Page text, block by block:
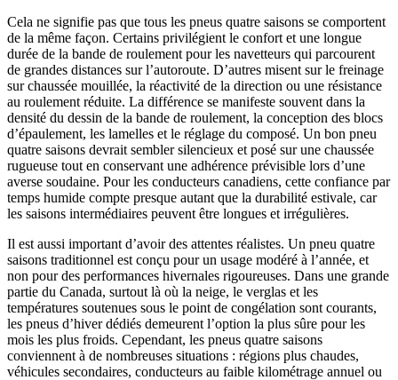
Cela ne signifie pas que tous les pneus quatre saisons se comportent
de la même façon. Certains privilégient le confort et une longue
durée de la bande de roulement pour les navetteurs qui parcourent
de grandes distances sur l’autoroute. D’autres misent sur le freinage
sur chaussée mouillée, la réactivité de la direction ou une résistance
au roulement réduite. La différence se manifeste souvent dans la
densité du dessin de la bande de roulement, la conception des blocs
d’épaulement, les lamelles et le réglage du composé. Un bon pneu
quatre saisons devrait sembler silencieux et posé sur une chaussée
rugueuse tout en conservant une adhérence prévisible lors d’une
averse soudaine. Pour les conducteurs canadiens, cette confiance par
temps humide compte presque autant que la durabilité estivale, car
les saisons intermédiaires peuvent être longues et irrégulières.
Il est aussi important d’avoir des attentes réalistes. Un pneu quatre
saisons traditionnel est conçu pour un usage modéré à l’année, et
non pour des performances hivernales rigoureuses. Dans une grande
partie du Canada, surtout là où la neige, le verglas et les
températures soutenues sous le point de congélation sont courants,
les pneus d’hiver dédiés demeurent l’option la plus sûre pour les
mois les plus froids. Cependant, les pneus quatre saisons
conviennent à de nombreuses situations : régions plus chaudes,
véhicules secondaires, conducteurs au faible kilométrage annuel ou